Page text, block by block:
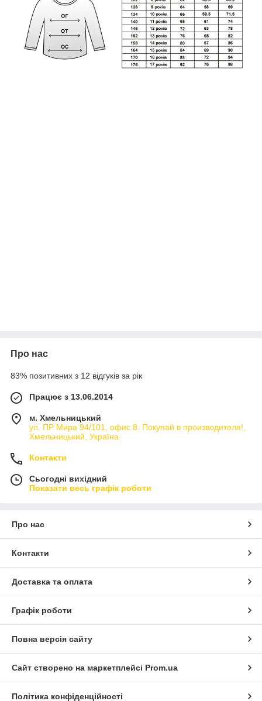
Про нас
83% позитивних з 12 відгуків за рік
Працює з 13.06.2014
м. Хмельницький
ул. ПР Мира 94/101, офис 8. Покупай в производителя!,
Хмельницький, Україна
Контакти
Сьогодні вихідний
Показати весь графік роботи
Про нас
Контакти
Доставка та оплата
Графік роботи
Повна версія сайту
Сайт створено на маркетплейсі Prom.ua
Політика конфіденційності